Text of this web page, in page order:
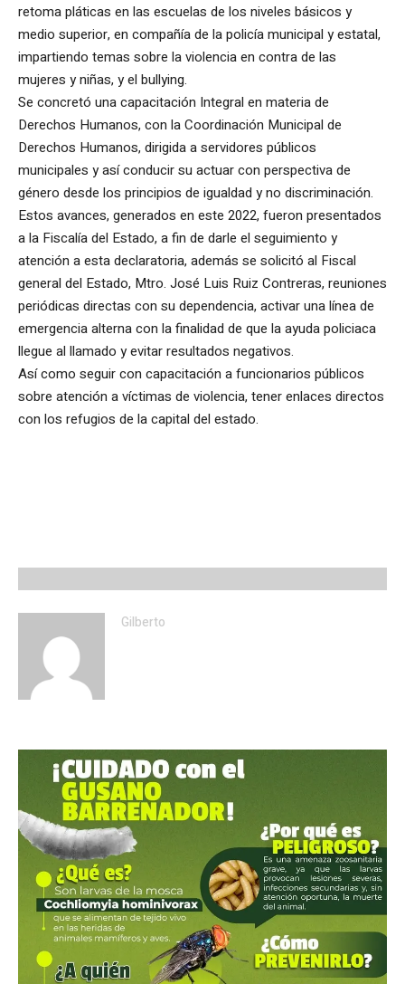
retoma pláticas en las escuelas de los niveles básicos y
medio superior, en compañía de la policía municipal y estatal,
impartiendo temas sobre la violencia en contra de las
mujeres y niñas, y el bullying.
Se concretó una capacitación Integral en materia de
Derechos Humanos, con la Coordinación Municipal de
Derechos Humanos, dirigida a servidores públicos
municipales y así conducir su actuar con perspectiva de
género desde los principios de igualdad y no discriminación.
Estos avances, generados en este 2022, fueron presentados
a la Fiscalía del Estado, a fin de darle el seguimiento y
atención a esta declaratoria, además se solicitó al Fiscal
general del Estado, Mtro. José Luis Ruiz Contreras, reuniones
periódicas directas con su dependencia, activar una línea de
emergencia alterna con la finalidad de que la ayuda policiaca
llegue al llamado y evitar resultados negativos.
Así como seguir con capacitación a funcionarios públicos
sobre atención a víctimas de violencia, tener enlaces directos
con los refugios de la capital del estado.
Gilberto